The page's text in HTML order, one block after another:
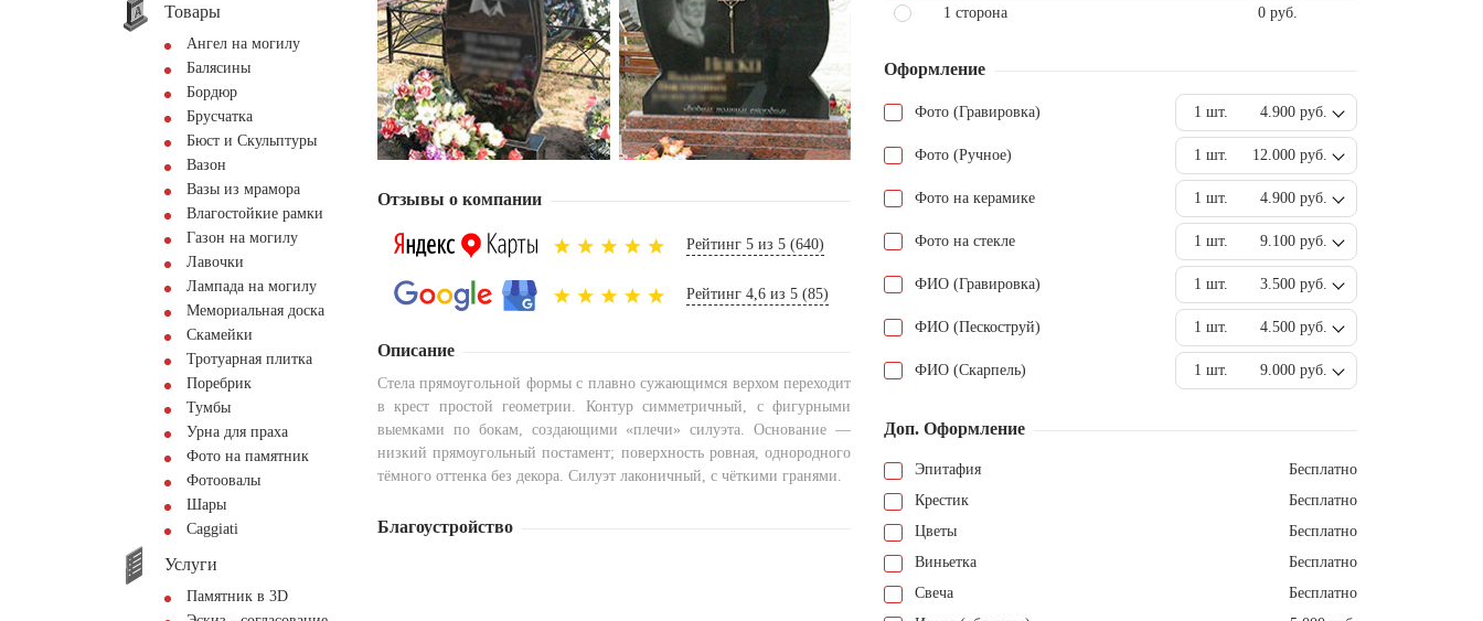
Товары
Ангел на могилу
Балясины
Бордюр
Брусчатка
Бюст и Скульптуры
Вазон
Вазы из мрамора
Влагостойкие рамки
Газон на могилу
Лавочки
Лампада на могилу
Мемориальная доска
Скамейки
Тротуарная плитка
Поребрик
Тумбы
Урна для праха
Фото на памятник
Фотоовалы
Шары
Сaggiati
Услуги
Памятник в 3D
Отзывы о компании
Рейтинг 5 из 5 (640)
Рейтинг 4,6 из 5 (85)
Описание
Стела прямоугольной формы с плавно сужающимся верхом переходит
в крест простой геометрии. Контур симметричный, с фигурными
выемками по бокам, создающими «плечи» силуэта. Основание —
низкий прямоугольный постамент; поверхность ровная, однородного
тёмного оттенка без декора. Силуэт лаконичный, с чёткими гранями.
Благоустройство
1 сторона
0 руб.
Оформление
Фото (Гравировка) 1 шт. 4.900 руб.
Фото (Ручное) 1 шт. 12.000 руб.
Фото на керамике 1 шт. 4.900 руб.
Фото на стекле 1 шт. 9.100 руб.
ФИО (Гравировка) 1 шт. 3.500 руб.
ФИО (Пескоструй) 1 шт. 4.500 руб.
ФИО (Скарпель) 1 шт. 9.000 руб.
Доп. Оформление
Эпитафия
Бесплатно
Крестик
Бесплатно
Цветы
Бесплатно
Виньетка
Бесплатно
Свеча
Бесплатно